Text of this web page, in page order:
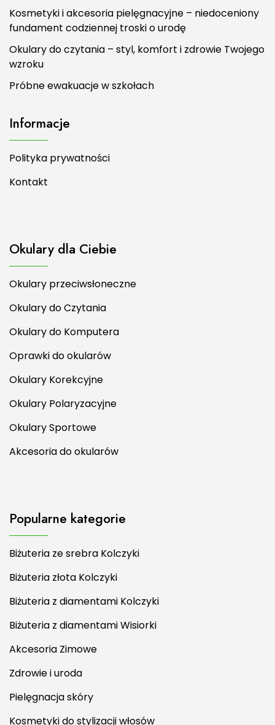
Kosmetyki i akcesoria pielęgnacyjne – niedoceniony
fundament codziennej troski o urodę
Okulary do czytania – styl, komfort i zdrowie Twojego
wzroku
Próbne ewakuacje w szkołach
Informacje
Polityka prywatności
Kontakt
Okulary dla Ciebie
Okulary przeciwsłoneczne
Okulary do Czytania
Okulary do Komputera
Oprawki do okularów
Okulary Korekcyjne
Okulary Polaryzacyjne
Okulary Sportowe
Akcesoria do okularów
Popularne kategorie
Biżuteria ze srebra Kolczyki
Biżuteria złota Kolczyki
Biżuteria z diamentami Kolczyki
Biżuteria z diamentami Wisiorki
Akcesoria Zimowe
Zdrowie i uroda
Pielęgnacja skóry
Kosmetyki do stylizacji włosów